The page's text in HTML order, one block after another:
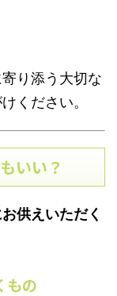
り添う大切な
ください。
いい？
供えいただく
もの